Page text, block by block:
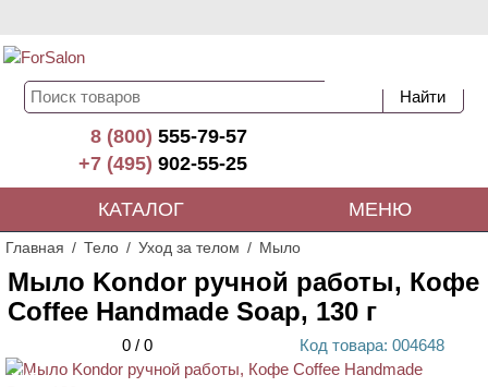
8 (800)555-79-57
+7 (495)902-55-25
КАТАЛОГ МЕНЮ
Главная Тело Уход за телом Мыло
Мыло Kondor ручной работы, Кофе
Coffee Handmade Soap, 130 г
0 / 0 Код товара: 004648
ХИТ